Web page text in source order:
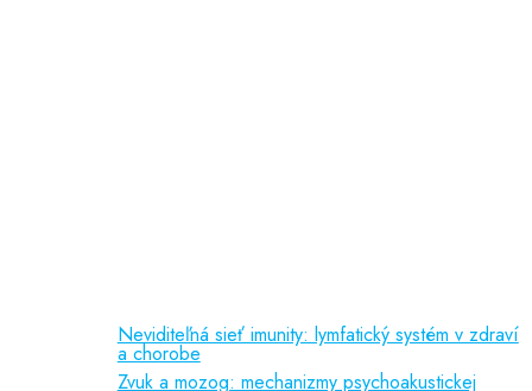
Neviditeľná sieť imunity: lymfatický systém v zdraví
a chorobe
Zvuk a mozog: mechanizmy psychoakustickej